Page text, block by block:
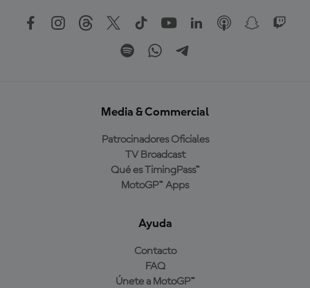
Media & Commercial
Patrocinadores Oficiales
TV Broadcast
Qué es TimingPass™
MotoGP™ Apps
Ayuda
Contacto
FAQ
Únete a MotoGP™